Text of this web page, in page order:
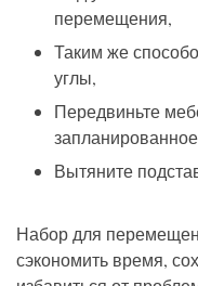
перемещения,
Таким же
углы,
Передвиньте
Вытяните
Набор для
сэкономить время,